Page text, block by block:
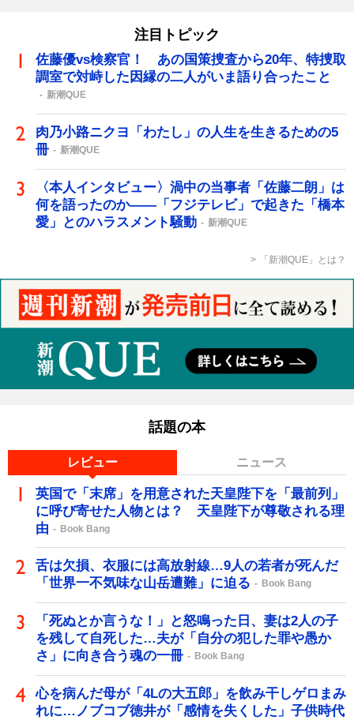
注目トピック
佐藤優vs検察官！ あの国策捜査から20年、特捜取
調室で対峙した因縁の二人がいま語り合ったこと
新潮QUE
肉乃小路ニクヨ「わたし」の人生を生きるための5
冊
新潮QUE
〈本人インタビュー〉渦中の当事者「佐藤二朗」は
何を語ったのか――「フジテレビ」で起きた「橋本
愛」とのハラスメント騒動
新潮QUE
「新潮QUE」とは？
話題の本
レビュー ニュース
英国で「末席」を用意された天皇陛下を「最前列」
に呼び寄せた人物とは？ 天皇陛下が尊敬される理
由
Book Bang
舌は欠損、衣服には高放射線…9人の若者が死んだ
「世界一不気味な山岳遭難」に迫る
Book Bang
「死ぬとか言うな！」と怒鳴った日、妻は2人の子
を残して自死した…夫が「自分の犯した罪や愚か
さ」に向き合う魂の一冊
Book Bang
心を病んだ母が「4Lの大五郎」を飲み干しゲロまみ
れに…ノブコブ徳井が「感情を失くした」子供時代